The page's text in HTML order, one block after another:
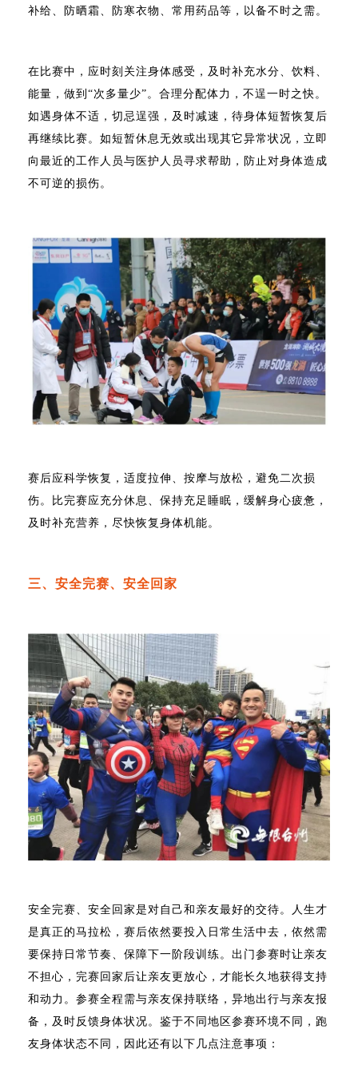
补给、防晒霜、防寒衣物、常用药品等，以备不时之需。
在比赛中，应时刻关注身体感受，及时补充水分、饮料、
能量，做到“次多量少”。合理分配体力，不逞一时之快。
如遇身体不适，切忌逞强，及时减速，待身体短暂恢复后
再继续比赛。如短暂休息无效或出现其它异常状况，立即
向最近的工作人员与医护人员寻求帮助，防止对身体造成
不可逆的损伤。
赛后应科学恢复，适度拉伸、按摩与放松，避免二次损
伤。比完赛应充分休息、保持充足睡眠，缓解身心疲惫，
及时补充营养，尽快恢复身体机能。
三、安全完赛、安全回家
安全完赛、安全回家是对自己和亲友最好的交待。人生才
是真正的马拉松，赛后依然要投入日常生活中去，依然需
要保持日常节奏、保障下一阶段训练。出门参赛时让亲友
不担心，完赛回家后让亲友更放心，才能长久地获得支持
和动力。参赛全程需与亲友保持联络，异地出行与亲友报
备，及时反馈身体状况。鉴于不同地区参赛环境不同，跑
友身体状态不同，因此还有以下几点注意事项：